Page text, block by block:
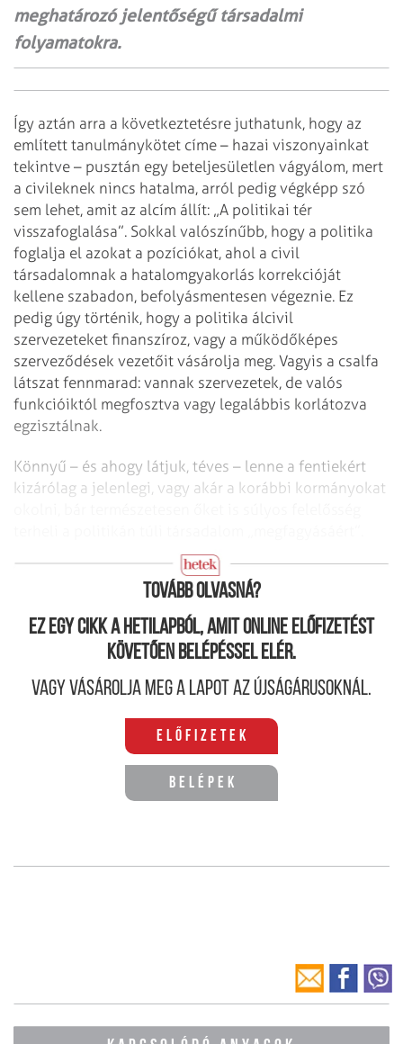
meghatározó jelentőségű társadalmi
folyamatokra.
Így aztán arra a következtetésre juthatunk, hogy az
említett tanulmánykötet címe – hazai viszonyainkat
tekintve – pusztán egy beteljesületlen vágyálom, mert
a civileknek nincs hatalma, arról pedig végképp szó
sem lehet, amit az alcím állít: „A politikai tér
visszafoglalása”. Sokkal valószínűbb, hogy a politika
foglalja el azokat a pozíciókat, ahol a civil
társadalomnak a hatalomgyakorlás korrekcióját
kellene szabadon, befolyásmentesen végeznie. Ez
pedig úgy történik, hogy a politika álcivil
szervezeteket finanszíroz, vagy a működőképes
szerveződések vezetőit vásárolja meg. Vagyis a csalfa
látszat fennmarad: vannak szervezetek, de valós
funkcióiktól megfosztva vagy legalábbis korlátozva
egzisztálnak.
Könnyű – és ahogy látjuk, téves – lenne a fentiekért
kizárólag a jelenlegi, vagy akár a korábbi kormányokat
A posztmodern világ megosztottsága
Tovább olvasná?
Ez egy cikk a hetilapból, amit online előfizetést
követően belépéssel elér.
Vagy vásárolja meg a lapot az újságárusoknál.
Előfizetek
Belépek